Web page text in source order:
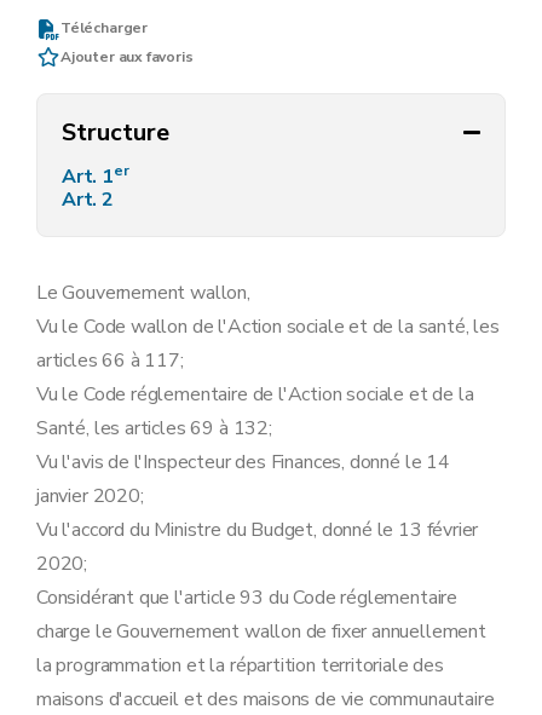
Télécharger
Ajouter aux favoris
Structure
Art. 1er
Art. 2
Le Gouvernement wallon,
Vu le Code wallon de l'Action sociale et de la santé, les
articles 66 à 117;
Vu le Code réglementaire de l'Action sociale et de la
Santé, les articles 69 à 132;
Vu l'avis de l'Inspecteur des Finances, donné le 14
janvier 2020;
Vu l'accord du Ministre du Budget, donné le 13 février
2020;
Considérant que l'article 93 du Code réglementaire
charge le Gouvernement wallon de fixer annuellement
la programmation et la répartition territoriale des
maisons d'accueil et des maisons de vie communautaire